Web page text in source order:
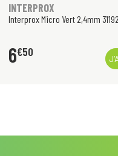
INTERPROX
Interprox Micro Vert 2,4mm 31192
6€50